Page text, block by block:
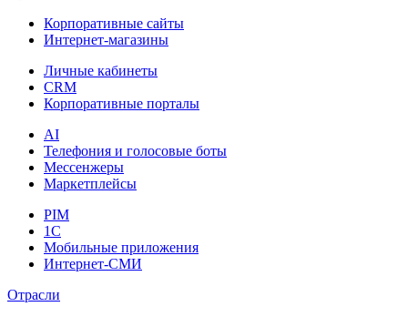
Корпоративные сайты
Интернет-магазины
Личные кабинеты
CRM
Корпоративные порталы
AI
Телефония и голосовые боты
Мессенжеры
Маркетплейсы
PIM
1C
Мобильные приложения
Интернет-СМИ
Отрасли